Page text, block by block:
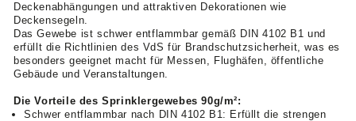
Deckenabhängungen und attraktiven Dekorationen wie
Deckensegeln.
Das Gewebe ist schwer entflammbar gemäß DIN 4102 B1 und
erfüllt die Richtlinien des VdS für Brandschutzsicherheit, was es
besonders geeignet macht für Messen, Flughäfen, öffentliche
Gebäude und Veranstaltungen.
Die Vorteile des Sprinklergewebes 90g/m²:
Schwer entflammbar nach DIN 4102 B1: Erfüllt die strengen